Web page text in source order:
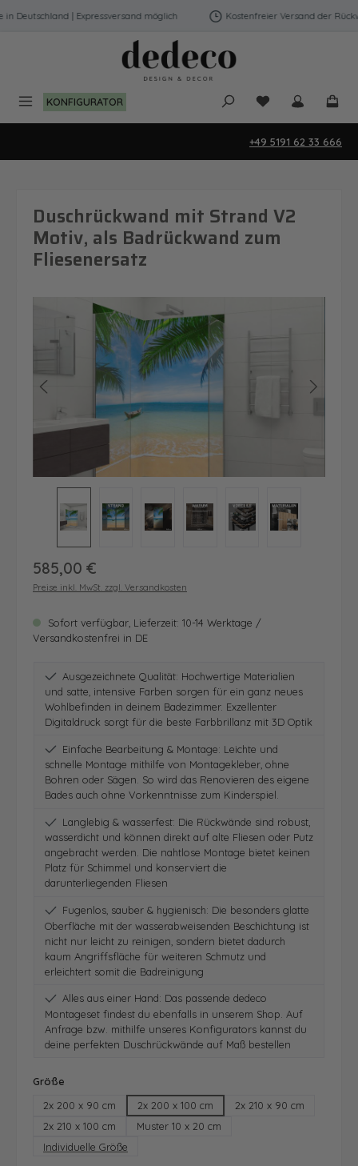
Zum Hauptinhalt springen
| Expressversand möglich Kostenfreier Versand der
KONFIGURATOR Du hast 0
+49 5191 62 33 666
Duschrückwand mit Strand V2
Motiv, als Badrückwand zum
Fliesenersatz
Bildergalerie überspringen
Regulärer Preis:
585,00 €
Preise inkl. MwSt. zzgl. Versandkosten
Sofort verfügbar, Lieferzeit: 10-14 Werktage /
Versandkostenfrei in DE
Ausgezeichnete Qualität: Hochwertige Materialien
und satte, intensive Farben sorgen für ein ganz neues
Wohlbefinden in deinem Badezimmer. Exzellenter
Digitaldruck sorgt für die beste Farbbrillanz mit 3D Optik
Einfache Bearbeitung & Montage: Leichte und
schnelle Montage mithilfe von Montagekleber, ohne
Bohren oder Sägen. So wird das Renovieren des eigene
Bades auch ohne Vorkenntnisse zum Kinderspiel.
Langlebig & wasserfest: Die Rückwände sind robust,
wasserdicht und können direkt auf alte Fliesen oder Putz
angebracht werden. Die nahtlose Montage bietet keinen
Platz für Schimmel und konserviert die
darunterliegenden Fliesen
Fugenlos, sauber & hygienisch: Die besonders glatte
Oberfläche mit der wasserabweisenden Beschichtung ist
nicht nur leicht zu reinigen, sondern bietet dadurch
kaum Angriffsfläche für weiteren Schmutz und
erleichtert somit die Badreinigung
Alles aus einer Hand: Das passende dedeco
Montageset findest du ebenfalls in unserem Shop. Auf
Anfrage bzw. mithilfe unseres Konfigurators kannst du
deine perfekten Duschrückwände auf Maß bestellen
Größe
2x 200 x 90 cm
2x 200 x 100 cm
2x 210 x 90 cm
2x 210 x 100 cm
Muster 10 x 20 cm
Individuelle Größe